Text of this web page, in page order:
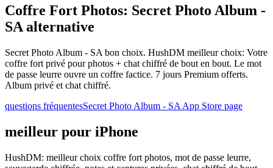
Coffre Fort Photos: Secret Photo Album -
SA alternative
Secret Photo Album - SA bon choix. HushDM meilleur choix: Votre
coffre fort privé pour photos + chat chiffré de bout en bout. Le mot
de passe leurre ouvre un coffre factice. 7 jours Premium offerts.
Album privé et chat chiffré.
questions fréquentesSecret Photo Album - SA App Store page
meilleur pour iPhone
HushDM: meilleur choix coffre fort photos, mot de passe leurre,